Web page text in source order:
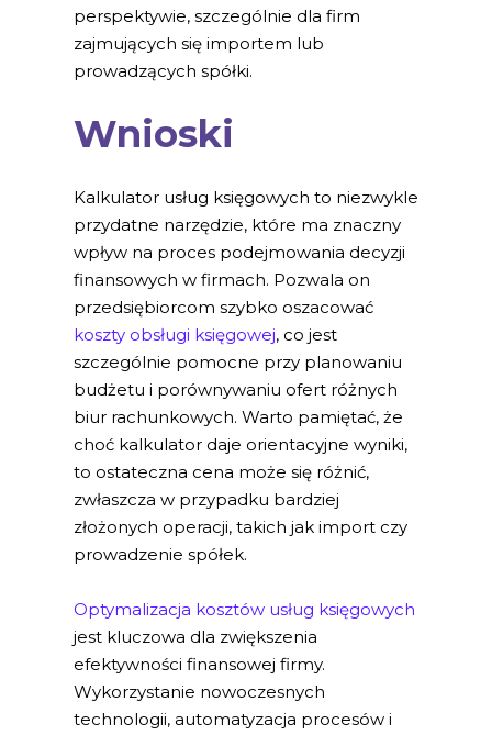
perspektywie, szczególnie dla firm
zajmujących się importem lub
prowadzących spółki.
Wnioski
Kalkulator usług księgowych to niezwykle
przydatne narzędzie, które ma znaczny
wpływ na proces podejmowania decyzji
finansowych w firmach. Pozwala on
przedsiębiorcom szybko oszacować
koszty obsługi księgowej, co jest
szczególnie pomocne przy planowaniu
budżetu i porównywaniu ofert różnych
biur rachunkowych. Warto pamiętać, że
choć kalkulator daje orientacyjne wyniki,
to ostateczna cena może się różnić,
zwłaszcza w przypadku bardziej
złożonych operacji, takich jak import czy
prowadzenie spółek.
Optymalizacja kosztów usług księgowych
jest kluczowa dla zwiększenia
efektywności finansowej firmy.
Wykorzystanie nowoczesnych
technologii, automatyzacja procesów i